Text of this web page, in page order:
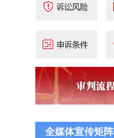
全媒体宣传矩阵